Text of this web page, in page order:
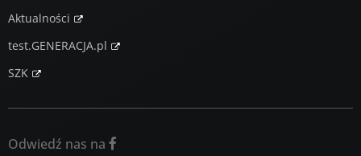
Aktualności
test.GENERACJA.pl
SZK
Odwiedź nas na 